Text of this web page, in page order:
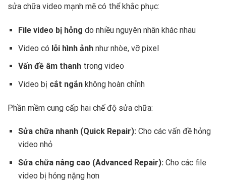
sửa chữa video mạnh mẽ có thể khắc phục:
File video bị hỏng do nhiều nguyên nhân khác nhau
Video có lỗi hình ảnhnhư nhòe, vỡ pixel
Vấn đề âm thanhtrong video
Video bị cắt ngắnkhông hoàn chỉnh
Phần mềm cung cấp hai chế độ sửa chữa:
Sửa chữa nhanh (Quick Repair):Cho các vấn đề hỏng
video nhỏ
Sửa chữa nâng cao (Advanced Repair):Cho các file
video bị hỏng nặng hơn